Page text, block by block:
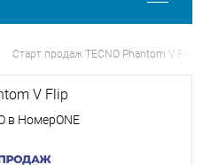
Старт продаж TECNO Phantom V Flip
V Flip
в НомерONE